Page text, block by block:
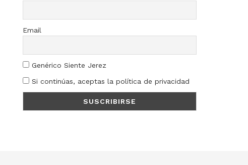
Email
Genérico Siente Jerez
Si continúas, aceptas la política de privacidad